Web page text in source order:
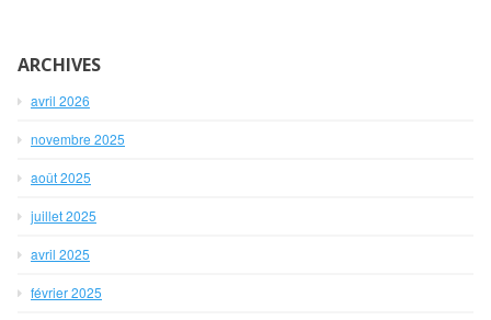
ARCHIVES
avril 2026
novembre 2025
août 2025
juillet 2025
avril 2025
février 2025